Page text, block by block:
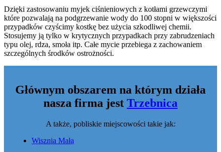
Dzięki zastosowaniu myjek ciśnieniowych z kotłami grzewczymi
które pozwalają na podgrzewanie wody do 100 stopni w większości
przypadków czyścimy kostkę bez użycia szkodliwej chemii.
Stosujemy ją tylko w krytycznych przypadkach przy zabrudzeniach
typu olej, rdza, smoła itp. Całe mycie przebiega z zachowaniem
szczególnych środków ostrożności.
Głównym obszarem na którym działa
nasza firma jest Trzebnica
A także, pobliskie miejscowości takie jak:
Wisznia Mała